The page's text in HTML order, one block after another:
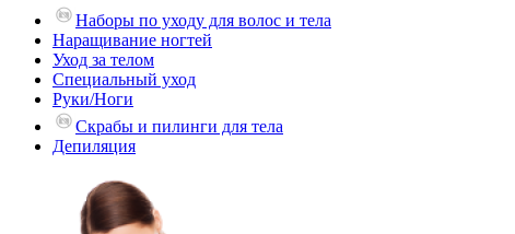
Наборы по уходу для волос и тела
Наращивание ногтей
Уход за телом
Специальный уход
Руки/Ноги
Скрабы и пилинги для тела
Депиляция